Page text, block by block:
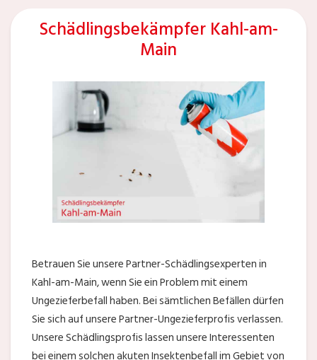
Schädlingsbekämpfer Kahl-am-
Main
Betrauen Sie unsere Partner-Schädlingsexperten in
Kahl-am-Main, wenn Sie ein Problem mit einem
Ungezieferbefall haben. Bei sämtlichen Befällen dürfen
Sie sich auf unsere Partner-Ungezieferprofis verlassen.
Unsere Schädlingsprofis lassen unsere Interessenten
bei einem solchen akuten Insektenbefall im Gebiet von